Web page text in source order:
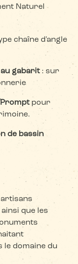
Naturel
chaîne d'angle
gabarit : sur
pour
de bassin
que les
le domaine du